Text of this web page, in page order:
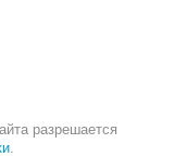
разрешается
.